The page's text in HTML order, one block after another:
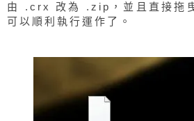
由 .crx 改為 .zip，並且直接拖
可以順利執行運作了。